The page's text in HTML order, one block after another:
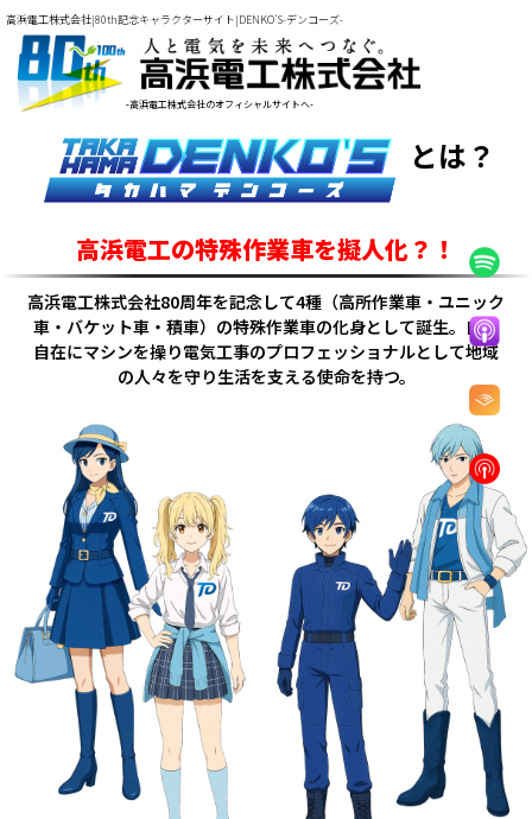
高浜電工株式会社|80th記念キャラクターサイト|DENKO'S-デンコーズ-
-高浜電工株式会社のオフィシャルサイトへ-
とは？
高浜電工の特殊作業車を擬人化？！
高浜電工株式会社80周年を記念して4種（高所作業車・ユニック
車・バケット車・積車）の特殊作業車の化身として誕生。自由
自在にマシンを操り電気工事のプロフェッショナルとして地域
の人々を守り生活を支える使命を持つ。